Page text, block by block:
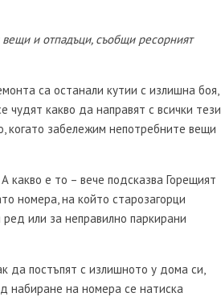
и отпадъци, съобщи ресорният
са останали кутии с излишна боя,
какво да направят с всички тези
когато забележим непотребните вещи
е то – вече подсказва Горещият
номера, на който старозагорци
или за неправилно паркирани
да постъпят с излишното у дома си,
набиране на номера се натиска